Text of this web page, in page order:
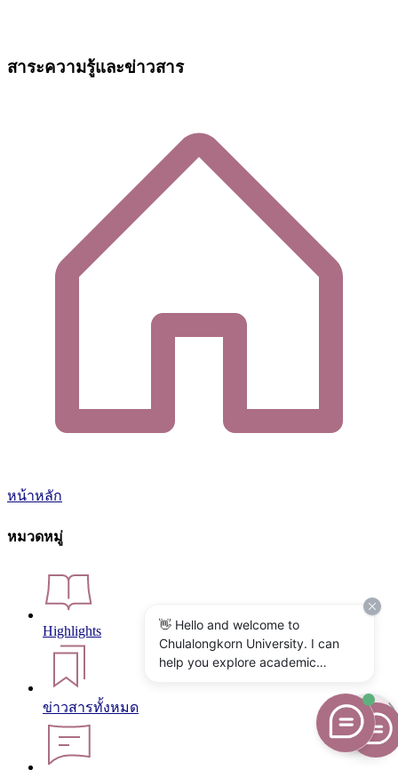
สาระความรู้และข่าวสาร
หน้าหลัก
หมวดหมู่
Highlights
ข่าวสารทั้งหมด
👋 Hello and welcome to
Chulalongkorn University. I can
help you explore academic